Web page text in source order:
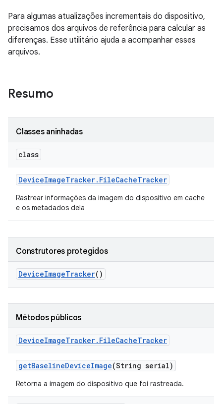
Para algumas atualizações incrementais do dispositivo,
precisamos dos arquivos de referência para calcular as
diferenças. Esse utilitário ajuda a acompanhar esses
arquivos.
Resumo
Classes aninhadas
class
DeviceImageTracker. FileCacheTracker
Rastrear informações da imagem do dispositivo em cache
e os metadados dela
Construtores protegidos
DeviceImageTracker()
Métodos públicos
DeviceImageTracker. FileCacheTracker
getBaselineDeviceImage(String serial)
Retorna a imagem do dispositivo que foi rastreada.